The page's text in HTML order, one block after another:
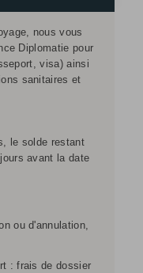
nous vous
Diplomatie pour
visa) ainsi
sanitaires et
le solde restant
avant la date
ou d'annulation,
: frais de dossier